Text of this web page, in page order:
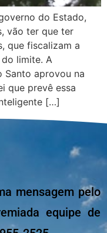
do Estado,
vão ter que ter
que fiscalizam a
limite. A
Santo aprovou na
que prevê essa
[…]
mensagem pelo
equipe de